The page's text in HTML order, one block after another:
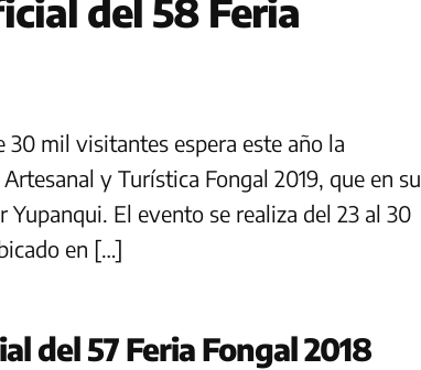
del 58 Feria
mil visitantes espera este año la
y Turística Fongal 2019, que en su
El evento se realiza del 23 al 30
en […]
del 57 Feria Fongal 2018